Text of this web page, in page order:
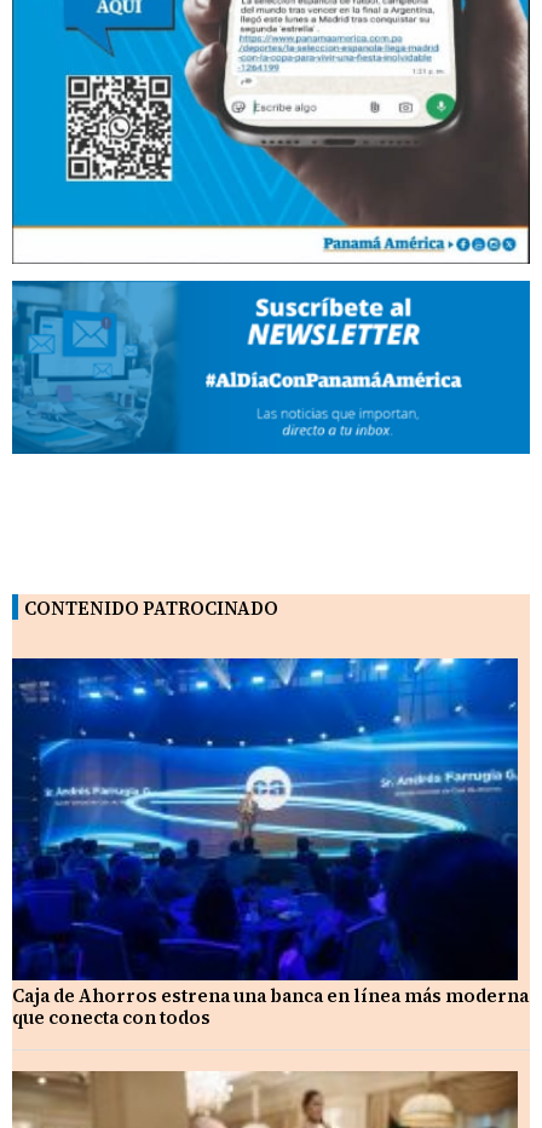
CONTENIDO PATROCINADO
Caja de Ahorros estrena una banca en línea más moderna
que conecta con todos